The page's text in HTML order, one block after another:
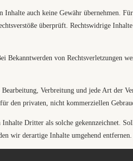
auch keine Gewähr übernehmen.
überprüft. Rechtswidrige
von Rechtsverletzungen
Verbreitung und jede Art der
den privaten, nicht kommerziellen
Dritter als solche gekennzeichnet.
wir derartige Inhalte umgehend entfernen.